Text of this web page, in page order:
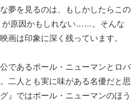
夢を見るのは、もしかしたらこの
が原因かもしれない……。そんな
画は印象に深く残っています。
であるポール・ニューマンとロバ
二人とも実に味がある名優だと思
』ではポール・ニューマンのほう